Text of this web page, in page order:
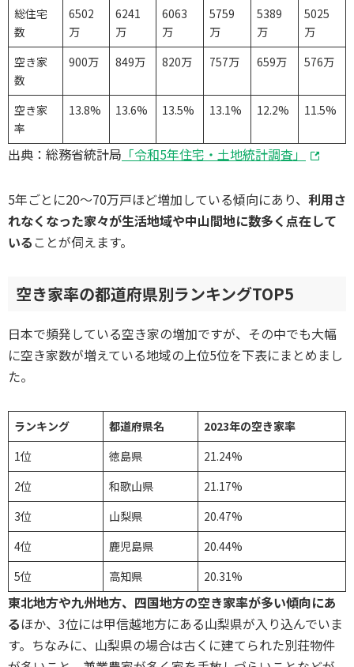
総住宅
数
6502
万
6241
万
6063
万
5759
万
5389
万
5025
万
空き家
数
900万 849万 820万 757万 659万 576万
空き家
率
13.8% 13.6% 13.5% 13.1% 12.2% 11.5%
出典：総務省統計局 「令和5年住宅・土地統計調査」
5年ごとに20〜70万戸ほど増加している傾向にあり、 利用さ
れなくなった家々が生活地域や中山間地に数多く点在して
いる ことが伺えます。
空き家率の都道府県別ランキングTOP5
日本で頻発している空き家の増加ですが、その中でも大幅
に空き家数が増えている地域の上位5位を下表にまとめまし
た。
ランキング 都道府県名
2023年の空き家率
1位
徳島県
21.24%
2位
和歌山県
21.17%
3位
山梨県
20.47%
4位
鹿児島県
20.44%
5位
高知県 20.31%
東北地方や九州地方、四国地方の空き家率が多い傾向にあ
るほか、3位には甲信越地方にある山梨県が入り込んでいま
す。ちなみに、山梨県の場合は古くに建てられた別荘物件